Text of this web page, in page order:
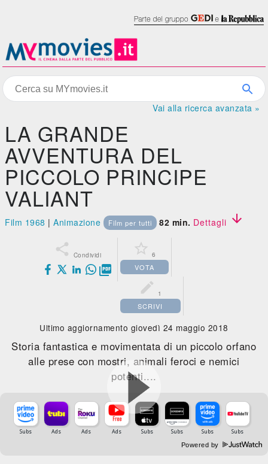
Vai alla ricerca avanzata »
LA GRANDE
AVVENTURA DEL
PICCOLO PRINCIPE
VALIANT
Film 1968 |Animazione Film per tutti 82 min. Dettagli 
 Condividi

 6
VOTA
 1
SCRIVI
Ultimo aggiornamento giovedì 24 maggio 2018
Storia fantastica e movimentata di un piccolo orfano
alle prese con mostri, animali feroci e nemici
potenti....
Powered by